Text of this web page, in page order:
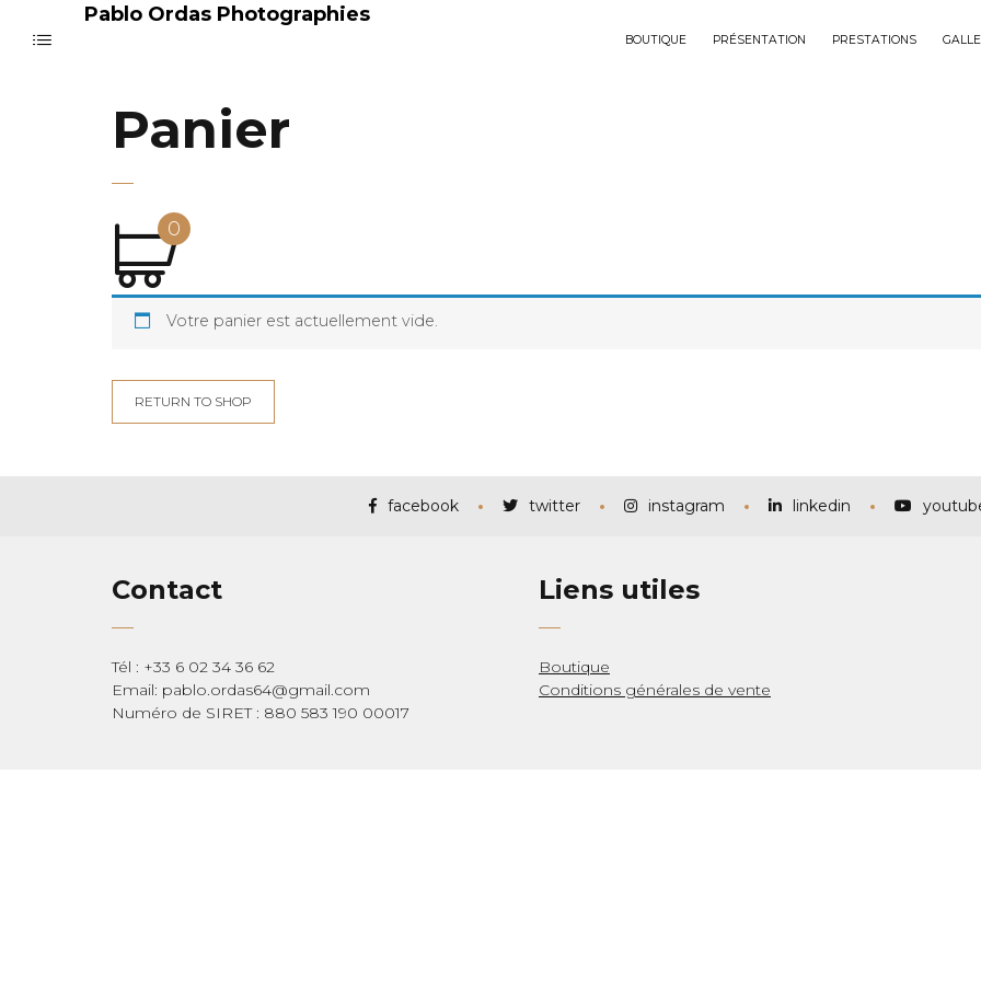
Pablo Ordas Photographies
BOUTIQUE PRÉSENTATION PRESTATIONS
Panier
0
Votre panier est actuellement vide.
RETURN TO SHOP
facebook twitter instagram linkedin
Contact
Tél : +33 6 02 34 36 62
Email: pablo.ordas64@gmail.com
Numéro de SIRET : 880 583 190 00017
Liens utiles
Boutique
Conditions générales de vente